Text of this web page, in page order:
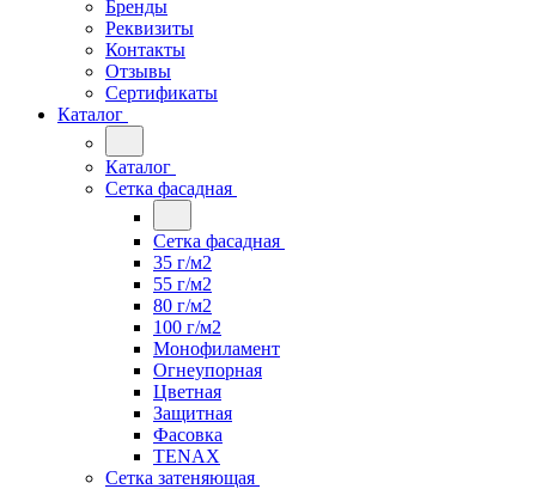
Бренды
Реквизиты
Контакты
Отзывы
Сертификаты
Каталог
Каталог
Сетка фасадная
Сетка фасадная
35 г/м2
55 г/м2
80 г/м2
100 г/м2
Монофиламент
Огнеупорная
Цветная
Защитная
Фасовка
TENAX
Сетка затеняющая